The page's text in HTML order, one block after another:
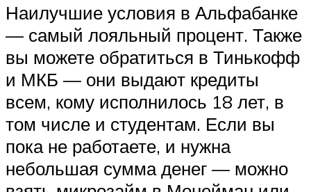
Наилучшие условия в Альфабанке
— самый лояльный процент. Также
вы можете обратиться в Тинькофф
и МКБ — они выдают кредиты
всем, кому исполнилось 18 лет, в
том числе и студентам. Если вы
пока не работаете, и нужна
небольшая сумма денег — можно